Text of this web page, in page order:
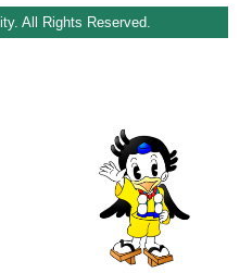
All Rights Reserved.